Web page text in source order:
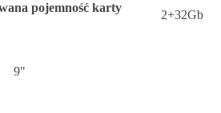
pojemność karty
2+32Gb
9"